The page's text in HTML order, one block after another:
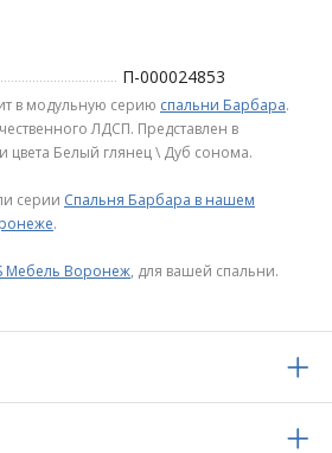
П-000024853
в модульную серию спальни Барбара.
ЛДСП. Представлен в
цвета Белый глянец \ Дуб сонома.
серии Спальня Барбара в нашем
.
Мебель Воронеж, для вашей спальни.